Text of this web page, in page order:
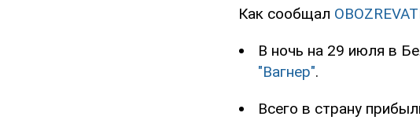
Как сообщал
В ночь на 29 июля в
"Вагнер".
Всего в страну